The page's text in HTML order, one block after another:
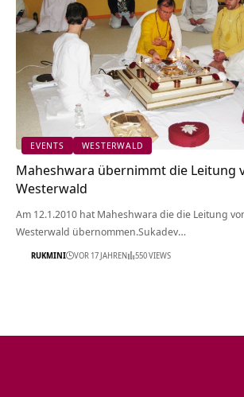
EVENTS WESTERWALD
Maheshwara übernimmt die Leitung
Westerwald
Am 12.1.2010 hat Maheshwara die die Leitung
Westerwald übernommen.Sukadev…
RUKMINI VOR 17 JAHREN 550 VIEWS